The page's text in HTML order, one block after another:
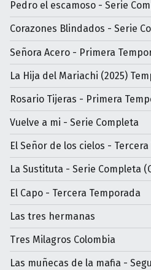
Pedro el escamoso - Serie
Corazones Blindados - Serie
Señora Acero - Primera
La Hija del Mariachi (2025)
Rosario Tijeras - Primera
Vuelve a mi - Serie Completa
El Señor de los cielos -
La Sustituta - Serie Completa
El Capo - Tercera Temporada
Las tres hermanas
Tres Milagros Colombia
Las muñecas de la mafia -